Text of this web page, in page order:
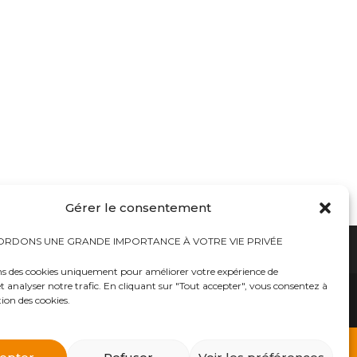
Gérer le consentement
UNE GRANDE IMPORTANCE À VOTRE VIE PRIVÉE
des cookies uniquement pour améliorer votre expérience de
analyser notre trafic. En cliquant sur "Tout accepter", vous consentez à
des cookies.
NRBC (masques à gaz, combinaison et
Bureaux tables bunkers NRBC-E
médicales
électromagnétique
Masques à gaz
Équipements accessoires Militaires Police Sécurité